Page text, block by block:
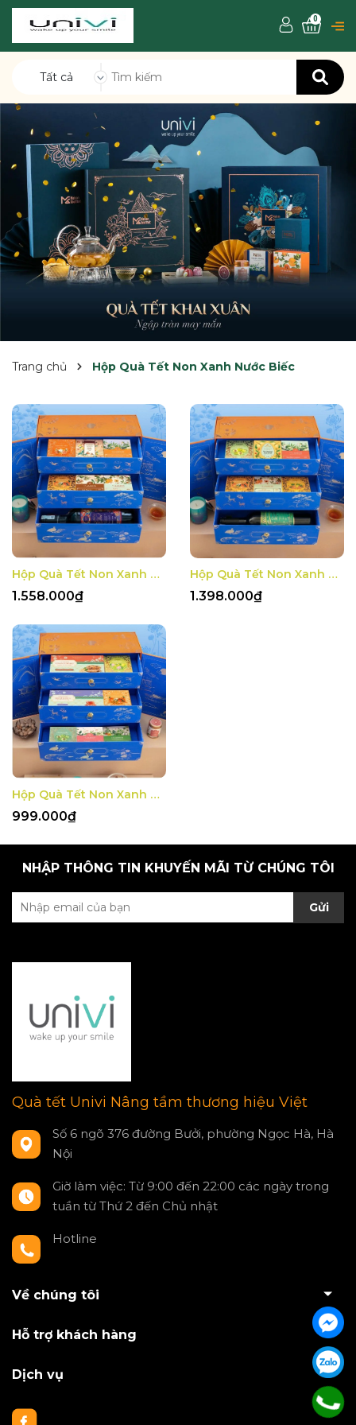
Tất cả
0
Trang chủ Hộp Quà Tết Non Xanh Nước Biếc
Hộp Quà Tết Non Xanh Nước Biếc 3
1.558.000₫
Hộp Quà Tết Non Xanh Nước Biếc 2
1.398.000₫
Hộp Quà Tết Non Xanh Nước Biếc 1
999.000₫
NHẬP THÔNG TIN KHUYẾN MÃI TỪ CHÚNG TÔI
Gửi
Quà tết Univi Nâng tầm thương hiệu Việt
Số 6 ngõ 376 đường Bưởi, phường Ngọc Hà, Hà
Nội
Giờ làm việc: Từ 9:00 đến 22:00 các ngày trong
tuần từ Thứ 2 đến Chủ nhật
Hotline
Về chúng tôi
Hỗ trợ khách hàng
Dịch vụ